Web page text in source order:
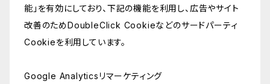
能」を有効にしており、下記の機能を利用し、広告やサイト
改善のためDoubleClick Cookieなどのサードパーティ
Cookieを利用しています。
Google Analyticsリマーケティング